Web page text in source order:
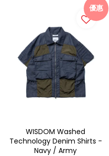
優惠
WISDOM Washed
Technology Denim Shirts -
Navy / Army